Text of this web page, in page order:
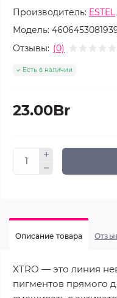
Производитель: ESTEL
Модель:
Отзывы: (0)
Есть в наличии
23.00Br
Описание товара
XTRO — это линия
пигментов прямого